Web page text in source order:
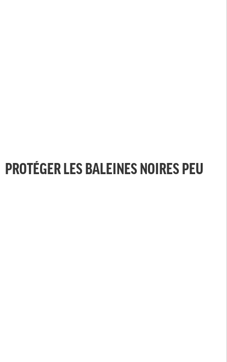
PROTÉGER LES BALEINES NOIRES PEU